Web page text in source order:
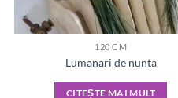
120 CM
Lumanari de nunta
CITEȘTE MAI MULT